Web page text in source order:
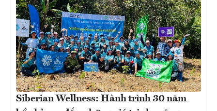
Siberian Wellness: Hành trình 30 năm